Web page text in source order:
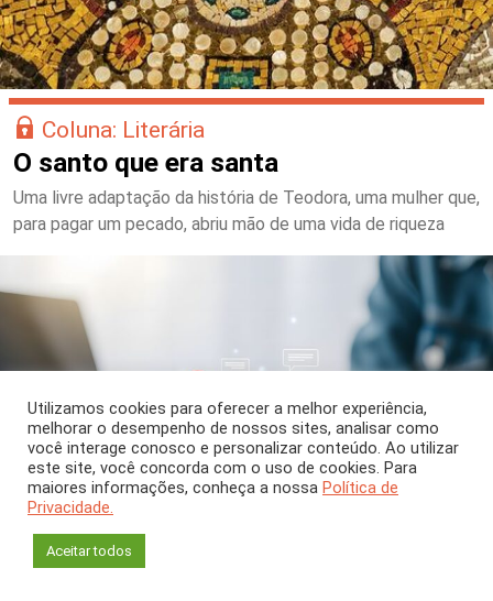
Coluna: Literária
O santo que era santa
Uma livre adaptação da história de Teodora, uma mulher que,
para pagar um pecado, abriu mão de uma vida de riqueza
Utilizamos cookies para oferecer a melhor experiência,
melhorar o desempenho de nossos sites, analisar como
você interage conosco e personalizar conteúdo. Ao utilizar
este site, você concorda com o uso de cookies. Para
maiores informações, conheça a nossa Política de
Privacidade.
Aceitar todos